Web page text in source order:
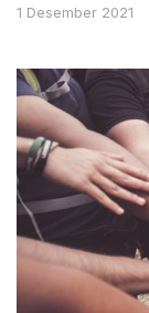
1 Desember 2021